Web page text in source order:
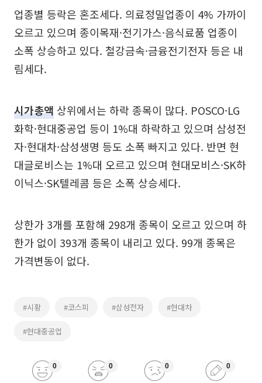
업종별 등락은 혼조세다. 의료정밀업종이 4% 가까이
오르고 있으며 종이목재·전기가스·음식료품 업종이
소폭 상승하고 있다. 철강금속·금융전기전자 등은 내
림세다.
시가총액 상위에서는 하락 종목이 많다. POSCO·LG
화학·현대중공업 등이 1%대 하락하고 있으며 삼성전
자·현대차·삼성생명 등도 소폭 빠지고 있다. 반면 현
대글로비스는 1%대 오르고 있으며 현대모비스·SK하
이닉스·SK텔레콤 등은 소폭 상승세다.
상한가 3개를 포함해 298개 종목이 오르고 있으며 하
한가 없이 393개 종목이 내리고 있다. 99개 종목은
가격변동이 없다.
#시황 #코스피 #삼성전자 #현대차
#현대중공업
0 0 0 0